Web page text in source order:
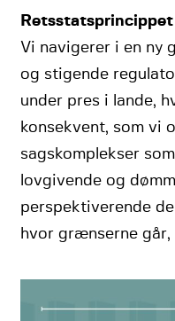
Vi navigerer i en ny
og stigende
under pres i lande,
konsekvent, som vi
sagskomplekser
lovgivende og
perspektiverende
hvor grænserne